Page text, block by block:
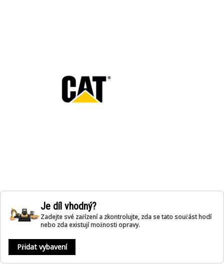
Je díl vhodný?
Zadejte své zařízení a zkontrolujte, zda se tato součást hodí
nebo zda existují možnosti opravy.
Přidat vybavení